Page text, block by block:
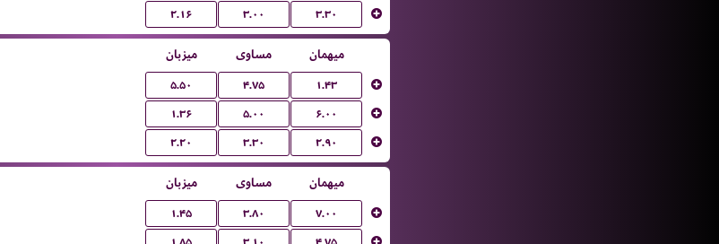
۲.۱۶ ۳.۰۰
۳.۳۰
میزبان مساوی میهمان
۵.۵۰ ۴.۷۵ ۱.۴۳
۱.۳۶ ۵.۰۰ ۶.۰۰
۲.۲۰ ۳.۳۰
۲.۹۰
میزبان مساوی میهمان
۱.۴۵ ۳.۸۰ ۷.۰۰